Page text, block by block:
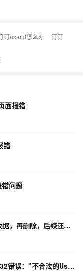
钉userid怎么办
钉钉
面报错
错
问题
钉钉用户信息接口，先新增了某userid的数据，再删除，后续还能新增同userid的人员吗
我在对接钉钉考勤打卡的接口时，出现40032错误："不合法的UserID列表长度"